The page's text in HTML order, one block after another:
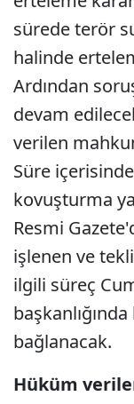
sürede terör
halinde
Ardından
devam
verilen
Süre
kovuşturma
Resmi
işlenen ve
ilgili süreç
bağlanacak.
Hüküm